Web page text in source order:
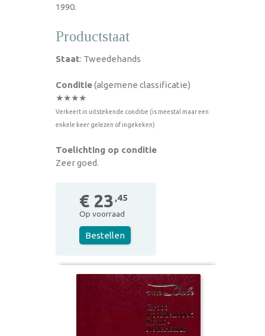
1990.
Productstaat
Staat: Tweedehands
Conditie(algemene classificatie)
★★★★
Verkeert in uitstekende conditie (is meestal maar een
enkele keer gelezen of ingekeken)
Toelichting op conditie
Zeer goed.
€ 23 ,45
Op voorraad
Bestellen